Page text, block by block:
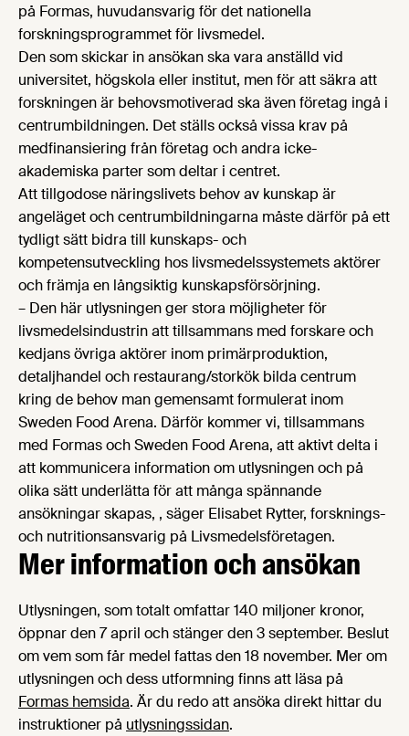
på Formas, huvudansvarig för det nationella
forskningsprogrammet för livsmedel.
Den som skickar in ansökan ska vara anställd vid
universitet, högskola eller institut, men för att säkra att
forskningen är behovsmotiverad ska även företag ingå i
centrumbildningen. Det ställs också vissa krav på
medfinansiering från företag och andra icke-
akademiska parter som deltar i centret.
Att tillgodose näringslivets behov av kunskap är
angeläget och centrumbildningarna måste därför på ett
tydligt sätt bidra till kunskaps- och
kompetensutveckling hos livsmedelssystemets aktörer​
och främja en långsiktig kunskapsförsörjning​.
– Den här utlysningen ger stora möjligheter för
livsmedelsindustrin att tillsammans med forskare och
kedjans övriga aktörer inom primärproduktion,
detaljhandel och restaurang/storkök bilda centrum
kring de behov man gemensamt formulerat inom
Sweden Food Arena. Därför kommer vi, tillsammans
med Formas och Sweden Food Arena, att aktivt delta i
att kommunicera information om utlysningen och på
olika sätt underlätta för att många spännande
ansökningar skapas, , säger Elisabet Rytter, forsknings-
och nutritionsansvarig på Livsmedelsföretagen.
Mer information och ansökan
Utlysningen, som totalt omfattar 140 miljoner kronor,
öppnar den 7 april och stänger den 3 september. Beslut
om vem som får medel fattas den 18 november. Mer om
utlysningen och dess utformning finns att läsa på
Formas hemsida. Är du redo att ansöka direkt hittar du
instruktioner på utlysningssidan.